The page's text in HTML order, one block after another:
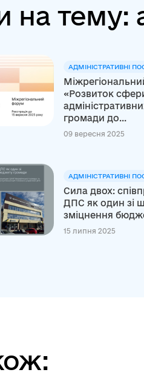
на тему:
АДМІНІСТРАТИВНІ
«Розвиток
громади до...
09 вересня 2025
АДМІНІСТРАТИВНІ
Сила двох:
ДПС як один зі
зміцнення
15 липня 2025